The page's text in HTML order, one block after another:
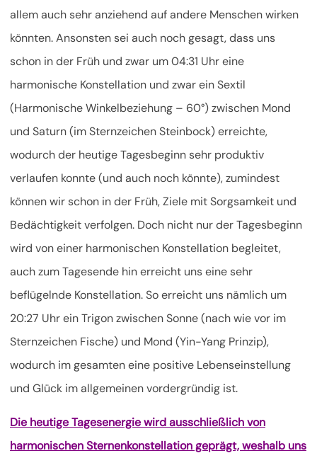
allem auch sehr anziehend auf andere Menschen wirken
könnten. Ansonsten sei auch noch gesagt, dass uns
schon in der Früh und zwar um 04:31 Uhr eine
harmonische Konstellation und zwar ein Sextil
(Harmonische Winkelbeziehung – 60°) zwischen Mond
und Saturn (im Sternzeichen Steinbock) erreichte,
wodurch der heutige Tagesbeginn sehr produktiv
verlaufen konnte (und auch noch könnte), zumindest
können wir schon in der Früh, Ziele mit Sorgsamkeit und
Bedächtigkeit verfolgen. Doch nicht nur der Tagesbeginn
wird von einer harmonischen Konstellation begleitet,
auch zum Tagesende hin erreicht uns eine sehr
beflügelnde Konstellation. So erreicht uns nämlich um
20:27 Uhr ein Trigon zwischen Sonne (nach wie vor im
Sternzeichen Fische) und Mond (Yin-Yang Prinzip),
wodurch im gesamten eine positive Lebenseinstellung
und Glück im allgemeinen vordergründig ist.
Die heutige Tagesenergie wird ausschließlich von
harmonischen Sternenkonstellation geprägt, weshalb uns